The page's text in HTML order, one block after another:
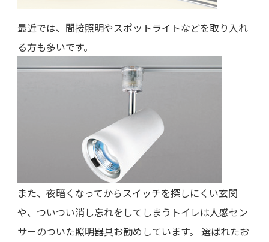
最近では、間接照明やスポットライトなどを取り入れ
る方も多いです。
また、夜暗くなってからスイッチを探しにくい玄関
や、ついつい消し忘れをしてしまうトイレは人感セン
サーのついた照明器具お勧めしています。 選ばれたお